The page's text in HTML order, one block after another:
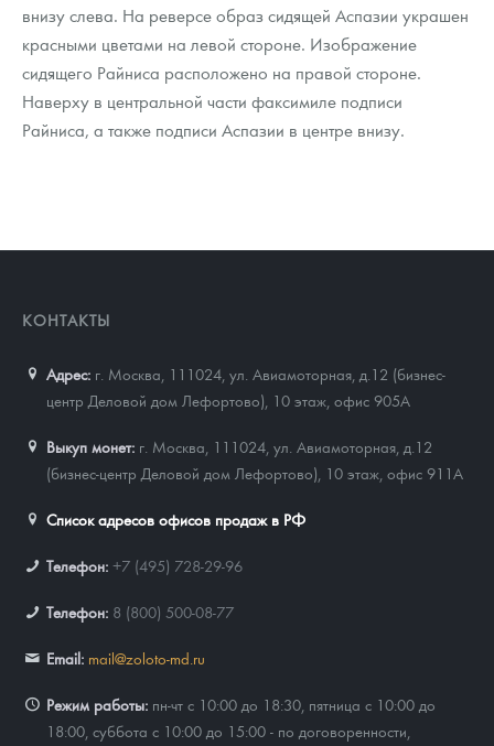
внизу слева. На реверсе образ сидящей Аспазии украшен
красными цветами на левой стороне. Изображение
сидящего Райниса расположено на правой стороне.
Наверху в центральной части факсимиле подписи
Райниса, а также подписи Аспазии в центре внизу.
КОНТАКТЫ
Адрес: г. Москва, 111024 ул. Авиамоторная, д.12 (бизнес-
центр Деловой дом Лефортово), 10 этаж, офис 905А
Выкуп монет: г. Москва, 111024, ул. Авиамоторная, д.12
(бизнес-центр Деловой дом Лефортово), 10 этаж, офис 911А
Список адресов офисов продаж в РФ
Телефон: +7 (495) 728-29-96
Телефон: 8 (800) 500-08-77
Email: mail@zoloto-md.ru
Режим работы: пн-чт с 10:00 до 18:30, пятница с 10:00 до
18:00, суббота с 10:00 до 15:00 - по договоренности,